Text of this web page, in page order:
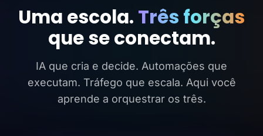
Uma escola. Três forças
que se conectam.
IA que cria e decide. Automações que
executam. Tráfego que escala. Aqui você
aprende a orquestrar os três.